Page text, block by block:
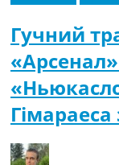
Гучний